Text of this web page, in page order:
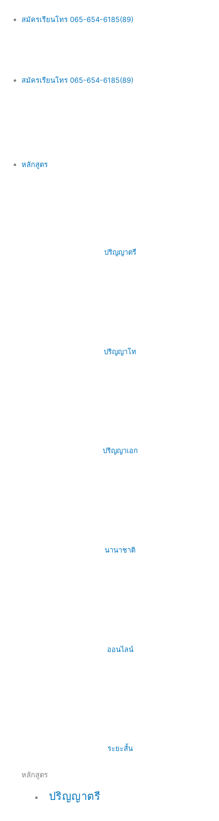
สมัครเรียนโทร 065-654-6185(89)
สมัครเรียนโทร 065-654-6185(89)
หลักสูตร
ปริญญาตรี
ปริญญาโท
ปริญญาเอก
นานาชาติ
ออนไลน์
ระยะสั้น
หลักสูตร
ปริญญาตรี
Menu